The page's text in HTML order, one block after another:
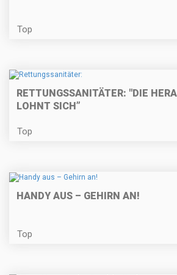
Top
RETTUNGSSANITÄTER: "DIE
LOHNT SICH”
Top
HANDY AUS – GEHIRN AN!
Top